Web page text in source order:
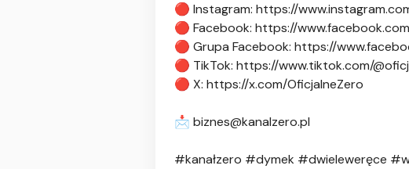
🔴 Instagram: https://
🔴 Facebook: https://
🔴 Grupa Facebook: https://
🔴 TikTok: https://www.tiktok.com/
🔴 X: https://x.com/OficjalneZero
📩 biznes@kanalzero.pl
#kanałzero #dymek #dwieleweręce